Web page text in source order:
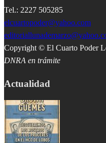
Tel.: 2227 505285
elcuartopoder@yahoo.com
Copyright © El Cuarto Poder
DNRA en trámite
Actualidad